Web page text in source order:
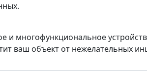
и многофункциональное
ваш объект от нежелательных